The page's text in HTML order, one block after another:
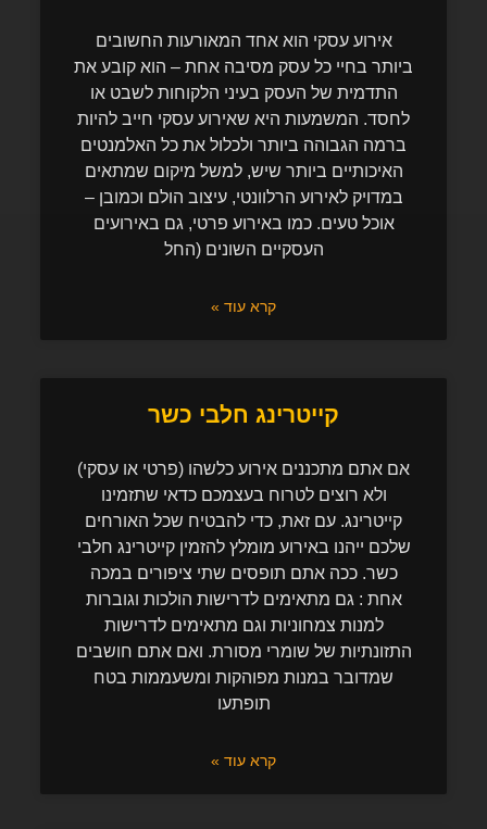
אירוע עסקי הוא אחד המאורעות החשובים
ביותר בחיי כל עסק מסיבה אחת – הוא קובע את
התדמית של העסק בעיני הלקוחות לשבט או
לחסד. המשמעות היא שאירוע עסקי חייב להיות
ברמה הגבוהה ביותר ולכלול את כל האלמנטים
האיכותיים ביותר שיש, למשל מיקום שמתאים
במדויק לאירוע הרלוונטי, עיצוב הולם וכמובן –
אוכל טעים. כמו באירוע פרטי, גם באירועים
העסקיים השונים (החל
קרא עוד »
קייטרינג חלבי כשר
אם אתם מתכננים אירוע כלשהו (פרטי או עסקי)
ולא רוצים לטרוח בעצמכם כדאי שתזמינו
קייטרינג. עם זאת, כדי להבטיח שכל האורחים
שלכם ייהנו באירוע מומלץ להזמין קייטרינג חלבי
כשר. ככה אתם תופסים שתי ציפורים במכה
אחת : גם מתאימים לדרישות הולכות וגוברות
למנות צמחוניות וגם מתאימים לדרישות
התזונתיות של שומרי מסורת. ואם אתם חושבים
שמדובר במנות מפוהקות ומשעממות בטח
תופתעו
קרא עוד »